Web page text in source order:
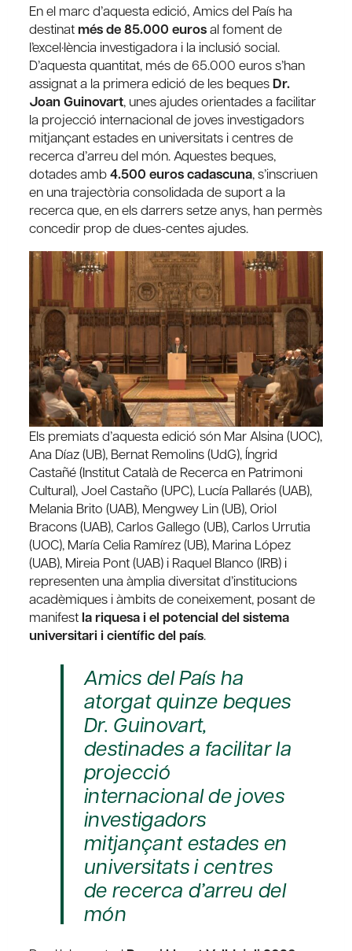
En el marc d’aquesta edició, Amics del País ha
destinat més de 85.000 eurosal foment de
l’excel·lència investigadora i la inclusió social.
D’aquesta quantitat, més de 65.000 euros s’han
assignat a la primera edició de les beques Dr.
Joan Guinovart, unes ajudes orientades a facilitar
la projecció internacional de joves investigadors
mitjançant estades en universitats i centres de
recerca d’arreu del món. Aquestes beques,
dotades amb4.500 euros cadascuna, s’inscriuen
en una trajectòria consolidada de suport a la
recerca que, en els darrers setze anys, han permès
concedir prop de dues-centes ajudes.
Els premiats d’aquesta edició són Mar Alsina (UOC),
Ana Díaz (UB), Bernat Remolins (UdG), Íngrid
Castañé (Institut Català de Recerca en Patrimoni
Cultural), Joel Castaño (UPC), Lucía Pallarés (UAB),
Melania Brito (UAB), Mengwey Lin (UB), Oriol
Bracons (UAB), Carlos Gallego (UB), Carlos Urrutia
(UOC), María Celia Ramírez (UB), Marina López
(UAB), Mireia Pont (UAB) i Raquel Blanco (IRB) i
representen una àmplia diversitat d’institucions
acadèmiques i àmbits de coneixement, posant de
manifest la riquesa i el potencial del sistema
universitari i científic del país.
Amics del País ha
atorgat quinze beques
Dr. Guinovart,
destinades a facilitar la
projecció
internacional de joves
investigadors
mitjançant estades en
universitats i centres
de recerca d’arreu del
món